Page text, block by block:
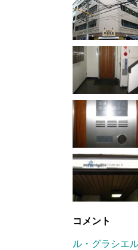
コメント
ル・グラシエ